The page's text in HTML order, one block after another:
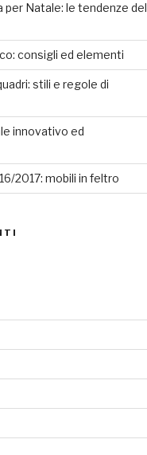
per Natale: le tendenze del
consigli ed elementi
stili e regole di
innovativo ed
2017: mobili in feltro